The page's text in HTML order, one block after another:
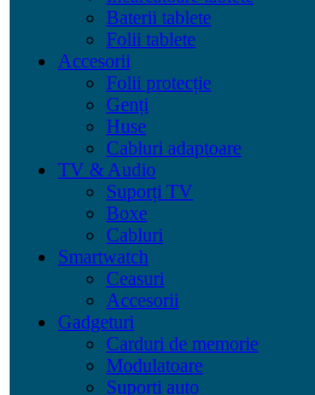
Baterii tablete
Folii tablete
Accesorii
Folii protecție
Genți
Huse
Cabluri adaptoare
TV & Audio
Suporți TV
Boxe
Cabluri
Smartwatch
Ceasuri
Accesorii
Gadgeturi
Carduri de memorie
Modulatoare
Suporți auto